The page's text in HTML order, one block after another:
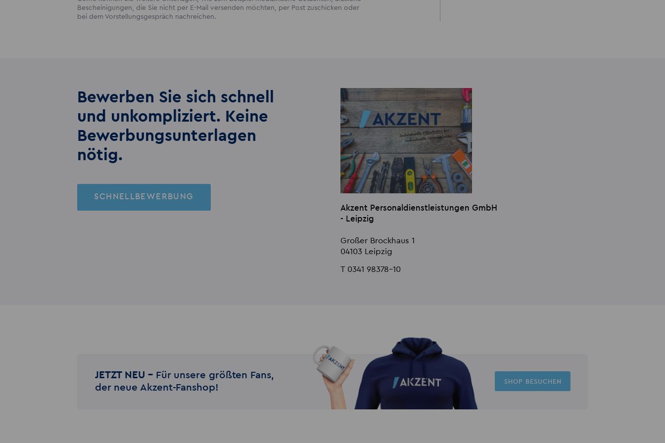
Bescheinigungen, die Sie nicht per E-Mail versenden möchten, per Post zuschicken oder
bei dem Vorstellungsgespräch nachreichen.
Bewerben Sie sich schnell
und unkompliziert. Keine
Bewerbungs­unterlagen
nötig.
SCHNELLBEWERBUNG
Akzent Personaldienstleistungen GmbH
- Leipzig
Großer Brockhaus 1
04103 Leipzig
T 0341 98378-10
JETZT NEU – Für unsere größten Fans,
der neue Akzent-Fanshop!
SHOP BESUCHEN